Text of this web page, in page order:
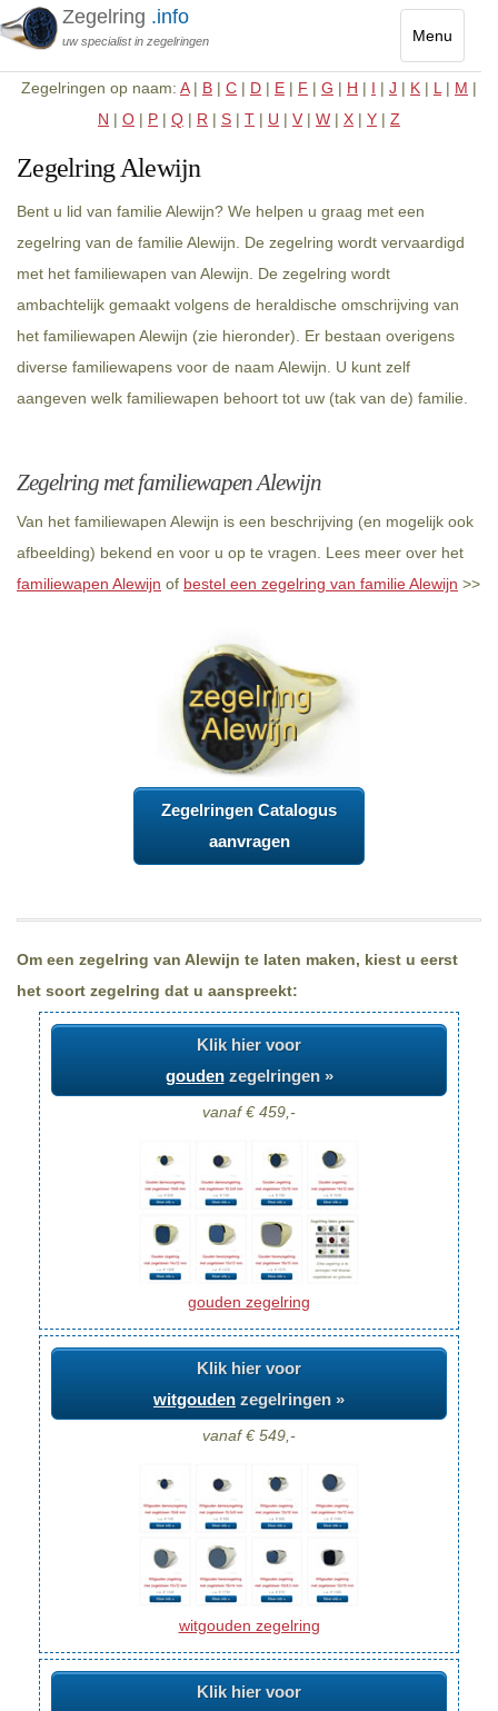
Menu
Toggle
Zegelring .info
uw specialist in zegelringen
Zegelringen op naam: A| B | C | D | E | F | G | H | I | J | K | L | M |
N | O | P | Q | R | S | T | U | V | W | X | Y | Z
Zegelring Alewijn
Bent u lid van familie Alewijn? We helpen u graag met een
zegelring van de familie Alewijn. De zegelring wordt vervaardigd
met het familiewapen van Alewijn. De zegelring wordt
ambachtelijk gemaakt volgens de heraldische omschrijving van
het familiewapen Alewijn (zie hieronder). Er bestaan overigens
diverse familiewapens voor de naam Alewijn. U kunt zelf
aangeven welk familiewapen behoort tot uw (tak van de) familie.
Zegelring met familiewapen Alewijn
Van het familiewapen Alewijn is een beschrijving (en mogelijk ook
afbeelding) bekend en voor u op te vragen. Lees meer over het
familiewapen Alewijn of bestel een zegelring van familie Alewijn >>
Zegelringen Catalogus
aanvragen
Om een zegelring van Alewijn te laten maken, kiest u eerst
het soort zegelring dat u aanspreekt:
Klik hier voor
goudenzegelringen »
vanaf € 459,-
gouden zegelring
Klik hier voor
witgouden zegelringen »
vanaf € 549,-
witgouden zegelring
Klik hier voor